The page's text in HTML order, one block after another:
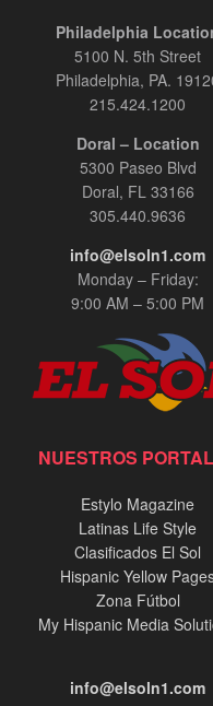
Philadelphia
5100 N. 5th Street
Philadelphia, PA.
215.424.1200
Doral – Location
5300 Paseo Blvd
Doral, FL 33166
305.440.9636
info@elsoln1.com
Monday – Friday:
9:00 AM – 5:00 PM
NUESTROS
Estylo Magazine
Latinas Life Style
Clasificados El Sol
Hispanic Yellow
Zona Fútbol
My Hispanic Media
info@elsoln1.com